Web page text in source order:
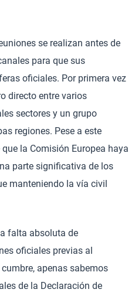
se realizan antes de
para que sus
oficiales. Por primera vez
directo entre varios
sectores y un grupo
regiones. Pese a este
la Comisión Europea haya
parte significativa de los
manteniendo la vía civil
falta absoluta de
oficiales previas al
apenas sabemos
de la Declaración de